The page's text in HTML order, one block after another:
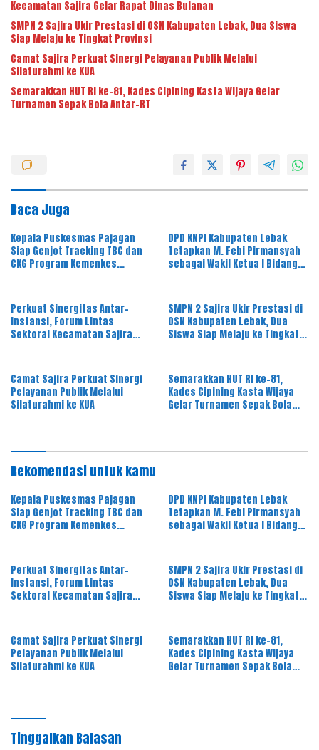
Kecamatan Sajira Gelar Rapat Dinas Bulanan
SMPN 2 Sajira Ukir Prestasi di OSN Kabupaten Lebak, Dua Siswa
Siap Melaju ke Tingkat Provinsi
Camat Sajira Perkuat Sinergi Pelayanan Publik Melalui
Silaturahmi ke KUA
Semarakkan HUT RI ke-81, Kades Cipining Kasta Wijaya Gelar
Turnamen Sepak Bola Antar-RT
Baca Juga
Kepala Puskesmas Pajagan
Siap Genjot Tracking TBC dan
CKG Program Kemenkes
DPD KNPI Kabupaten Lebak
Tetapkan M. Febi Pirmansyah
sebagai Wakil Ketua I Bidang
Perkuat Sinergitas Antar-
Instansi, Forum Lintas
Sektoral Kecamatan Sajira
SMPN 2 Sajira Ukir Prestasi di
OSN Kabupaten Lebak, Dua
Siswa Siap Melaju ke Tingkat
Camat Sajira Perkuat Sinergi
Pelayanan Publik Melalui
Silaturahmi ke KUA
Semarakkan HUT RI ke-81,
Kades Cipining Kasta Wijaya
Gelar Turnamen Sepak Bola
Rekomendasi untuk kamu
Kepala Puskesmas Pajagan
Siap Genjot Tracking TBC dan
CKG Program Kemenkes
DPD KNPI Kabupaten Lebak
Tetapkan M. Febi Pirmansyah
sebagai Wakil Ketua I Bidang
Perkuat Sinergitas Antar-
Instansi, Forum Lintas
Sektoral Kecamatan Sajira
SMPN 2 Sajira Ukir Prestasi di
OSN Kabupaten Lebak, Dua
Siswa Siap Melaju ke Tingkat
Camat Sajira Perkuat Sinergi
Pelayanan Publik Melalui
Silaturahmi ke KUA
Semarakkan HUT RI ke-81,
Kades Cipining Kasta Wijaya
Gelar Turnamen Sepak Bola
Tinggalkan Balasan